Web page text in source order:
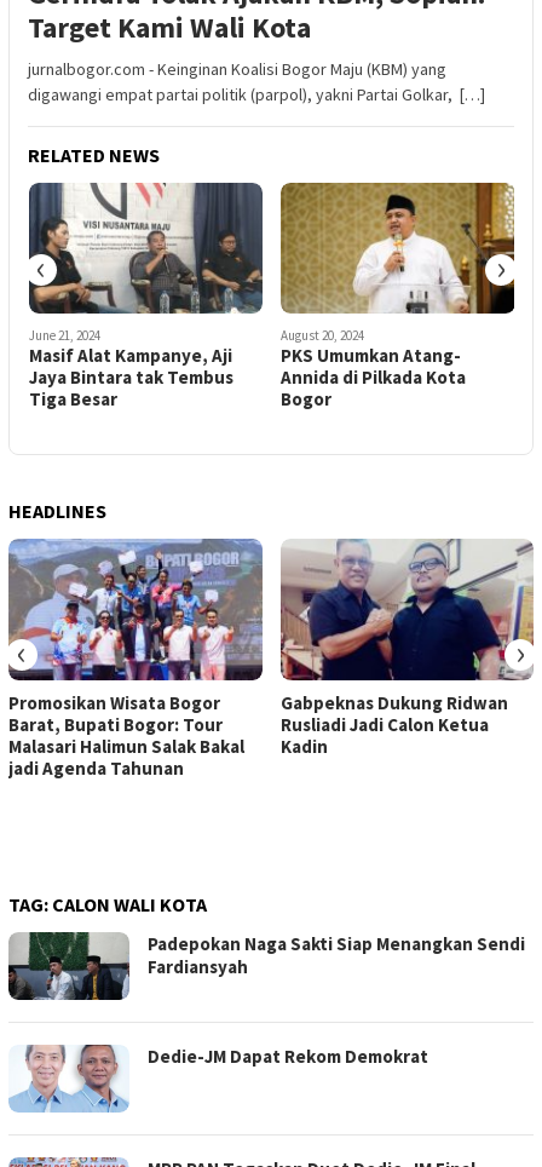
Target Kami Wali Kota
jurnalbogor.com - Keinginan Koalisi Bogor Maju (KBM) yang
digawangi empat partai politik (parpol), yakni Partai Golkar, […]
RELATED NEWS
June 21, 2024
Masif Alat Kampanye, Aji
Jaya Bintara tak Tembus
Tiga Besar
August 20, 2024
PKS Umumkan Atang-
Annida di Pilkada Kota
Bogor
‹ ›
HEADLINES
Promosikan Wisata Bogor
Barat, Bupati Bogor: Tour
Malasari Halimun Salak Bakal
jadi Agenda Tahunan
Gabpeknas Dukung Ridwan
Rusliadi Jadi Calon Ketua
Kadin
‹ ›
TAG: CALON WALI KOTA
Padepokan Naga Sakti Siap Menangkan Sendi
Fardiansyah
Dedie-JM Dapat Rekom Demokrat